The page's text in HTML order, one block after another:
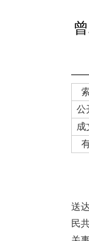
公
成
送
民